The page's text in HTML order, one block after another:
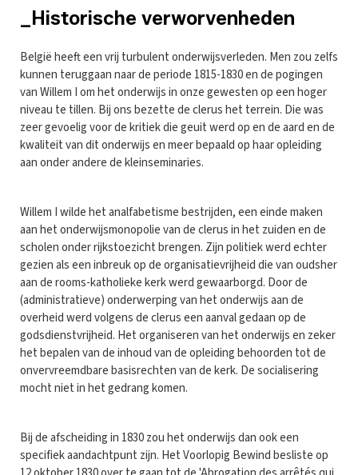
_Historische verworvenheden
België heeft een vrij turbulent onderwijsverleden. Men zou zelfs
kunnen teruggaan naar de periode 1815-1830 en de pogingen
van Willem I om het onderwijs in onze gewesten op een hoger
niveau te tillen. Bij ons bezette de clerus het terrein. Die was
zeer gevoelig voor de kritiek die geuit werd op en de aard en de
kwaliteit van dit onderwijs en meer bepaald op haar opleiding
aan onder andere de kleinseminaries.
Willem I wilde het analfabetisme bestrijden, een einde maken
aan het onderwijsmonopolie van de clerus in het zuiden en de
scholen onder rijkstoezicht brengen. Zijn politiek werd echter
gezien als een inbreuk op de organisatievrijheid die van oudsher
aan de rooms-katholieke kerk werd gewaarborgd. Door de
(administratieve) onderwerping van het onderwijs aan de
overheid werd volgens de clerus een aanval gedaan op de
godsdienstvrijheid. Het organiseren van het onderwijs en zeker
het bepalen van de inhoud van de opleiding behoorden tot de
onvervreemdbare basisrechten van de kerk. De socialisering
mocht niet in het gedrang komen.
Bij de afscheiding in 1830 zou het onderwijs dan ook een
specifiek aandachtpunt zijn. Het Voorlopig Bewind besliste op